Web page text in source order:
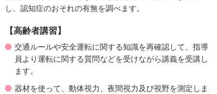
し、認知症のおそれの有無を調べます。
【高齢者講習】
交通ルールや安全運転に関する知識を再確認して、指導
員より運転に関する質問などを受けながら講義を受講し
ます。
器材を使って、動体視力、夜間視力及び視野を測定しま